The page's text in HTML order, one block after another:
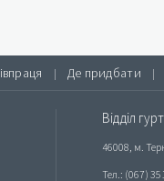
| Де придбати |
Відділ
46008, м.
Тел.: (067)